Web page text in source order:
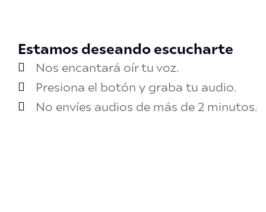
Estamos deseando escucharte
Nos encantará oír tu voz.
Presiona el botón y graba tu audio.
No envíes audios de más de 2 minutos.